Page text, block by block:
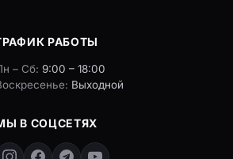
РАБОТЫ
– Сб: 9:00 – 18:00
Выходной
В СОЦСЕТЯХ